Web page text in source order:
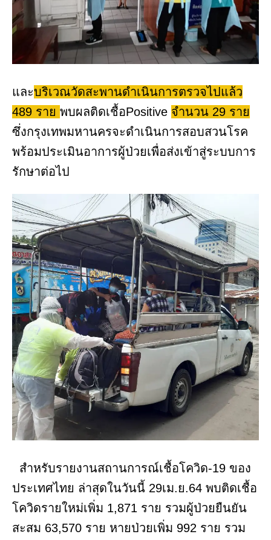
และบริเวณวัดสะพานดำเนินการตรวจไปแล้ว
489 ราย พบผลติดเชื้อPositive จำนวน 29 ราย
ซึ่งกรุงเทพมหานครจะดำเนินการสอบสวนโรค
พร้อมประเมินอาการผู้ป่วยเพื่อส่งเข้าสู่ระบบการ
รักษาต่อไป
สำหรับรายงานสถานการณ์เชื้อโควิด-19 ของ
ประเทศไทย ล่าสุดในวันนี้ 29เม.ย.64 พบติดเชื้อ
โควิดรายใหม่เพิ่ม 1,871 ราย รวมผู้ป่วยยืนยัน
สะสม 63,570 ราย หายป่วยเพิ่ม 992 ราย รวม